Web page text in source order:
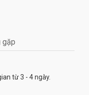
gặp
từ 3 - 4 ngày.